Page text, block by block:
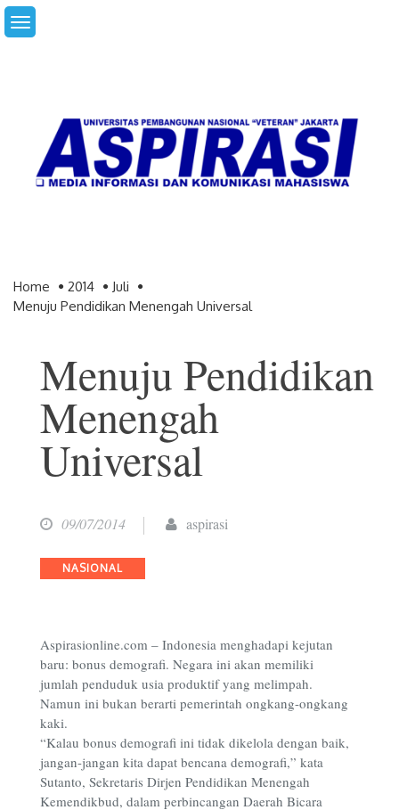
Skip
to
Home 2014
Juli
Menuju Pendidikan Menengah Universal
Menuju Pendidikan
Menengah
Universal
09/07/2014 aspirasi
Categories
NASIONAL
Aspirasionline.com – Indonesia menghadapi kejutan
baru: bonus demografi. Negara ini akan memiliki
jumlah penduduk usia produktif yang melimpah.
Namun ini bukan berarti pemerintah ongkang-ongkang
kaki.
“Kalau bonus demografi ini tidak dikelola dengan baik,
jangan-jangan kita dapat bencana demografi,” kata
Sutanto, Sekretaris Dirjen Pendidikan Menengah
Kemendikbud, dalam perbincangan Daerah Bicara